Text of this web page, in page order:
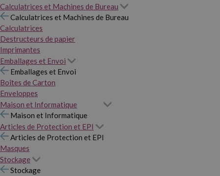
Calculatrices et Machines de Bureau
Calculatrices et Machines de Bureau
Calculatrices
Destructeurs de papier
Imprimantes
Emballages et Envoi
Emballages et Envoi
Boîtes de Carton
Enveloppes
Maison et Informatique
Maison et Informatique
Articles de Protection et EPI
Articles de Protection et EPI
Masques
Stockage
Stockage